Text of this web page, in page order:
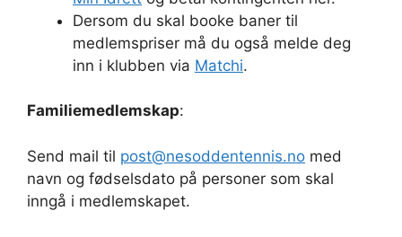
Dersom du skal booke baner til
medlemspriser må du også melde deg
inn i klubben via Matchi.
Familiemedlemskap:
Send mail til post@nesoddentennis.no med
navn og fødselsdato på personer som skal
inngå i medlemskapet.